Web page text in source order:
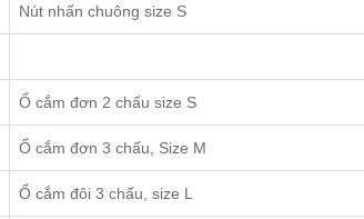
Nút nhấn chuông size S
Ổ cắm đơn 2 chấu size S
Ổ cắm đơn 3 chấu, Size M
Ổ cắm đôi 3 chấu, size L